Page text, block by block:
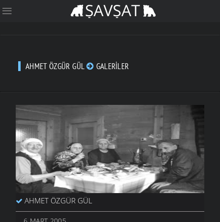
AHMET ÖZGÜR GÜL GALERILER
AHMET ÖZGÜR GÜL